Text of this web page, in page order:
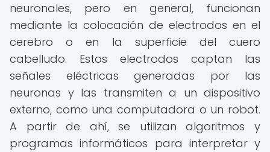
neuronales, pero en general, funcionan
mediante la colocación de electrodos en el
cerebro o en la superficie del cuero
cabelludo. Estos electrodos captan las
señales eléctricas generadas por las
neuronas y las transmiten a un dispositivo
externo, como una computadora o un robot.
A partir de ahí, se utilizan algoritmos y
programas informáticos para interpretar y